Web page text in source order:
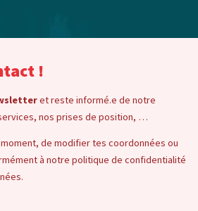
!
et reste informé.e de notre
nos prises de position, …
de modifier tes coordonnées ou
à notre politique de confidentialité